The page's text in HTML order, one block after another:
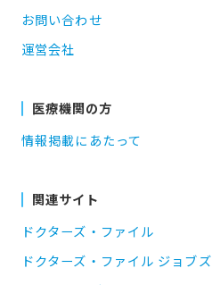
お問い合わせ
運営会社
医療機関の方
情報掲載にあたって
関連サイト
ドクターズ・ファイル
ドクターズ・ファイル ジョブズ